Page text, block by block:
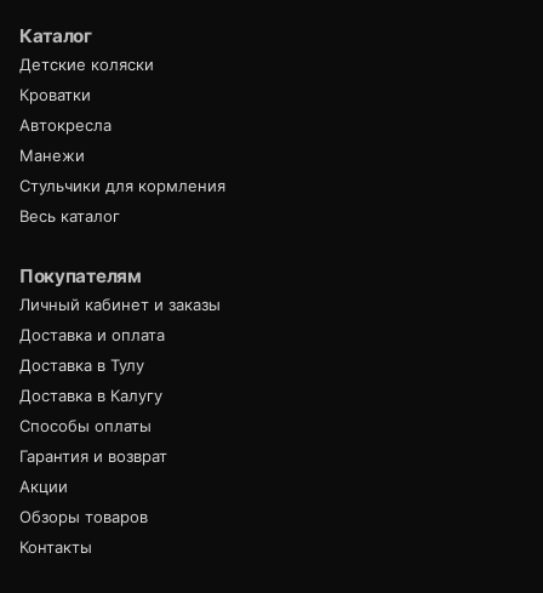
Каталог
Детские коляски
Кроватки
Автокресла
Манежи
Стульчики для кормления
Весь каталог
Покупателям
Личный кабинет и заказы
Доставка и оплата
Доставка в Тулу
Доставка в Калугу
Способы оплаты
Гарантия и возврат
Акции
Обзоры товаров
Контакты